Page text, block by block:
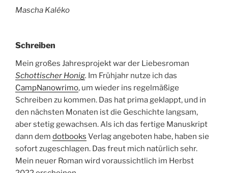
Mascha Kaléko
Schreiben
Mein großes Jahresprojekt war der Liebesroman
Schottischer Honig. Im Frühjahr nutze ich das
CampNanowrimo, um wieder ins regelmäßige
Schreiben zu kommen. Das hat prima geklappt, und in
den nächsten Monaten ist die Geschichte langsam,
aber stetig gewachsen. Als ich das fertige Manuskript
dann dem dotbooks Verlag angeboten habe, haben sie
sofort zugeschlagen. Das freut mich natürlich sehr.
Mein neuer Roman wird voraussichtlich im Herbst